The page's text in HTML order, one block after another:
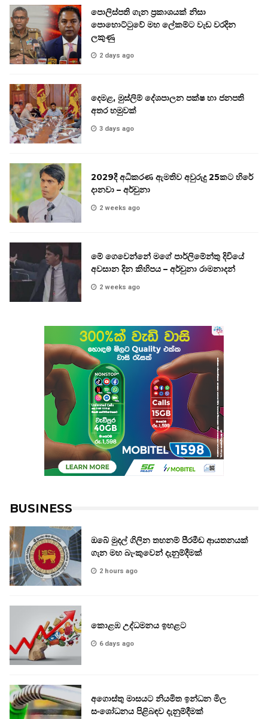
පොලිස්පති ගැන ප්‍රකාශයක් නිසා
පොහොට්ටුවේ මහ ලේකම්ට වැඩ වරදින
ලකුණු
2 days ago
දෙමළ, මුස්ලිම් දේශපාලන පක්ෂ හා ජනපති
අතර හමුවක්
3 days ago
2029දී අධිකරණ ඇමතිව අවුරුදු 25කට හිරේ
දානවා – අර්චුනා
2 weeks ago
මේ ගෙවෙන්නේ මගේ පාර්ලිමේන්තු දිවියේ
අවසාන දින කිහිපය – අර්චුනා රාමනාදන්
2 weeks ago
BUSINESS
ඔබේ මුදල් ගිලින තහනම් පීරමීඩ ආයතනයක්
ගැන මහ බැංකුවෙන් දැනුම්දීමක්
2 hours ago
කොළඹ උද්ධමනය ඉහළට
6 days ago
අගොස්තු මාසයට නියමිත ඉන්ධන මිල
සංශෝධනය පිළිබඳව දැනුම්දීමක්